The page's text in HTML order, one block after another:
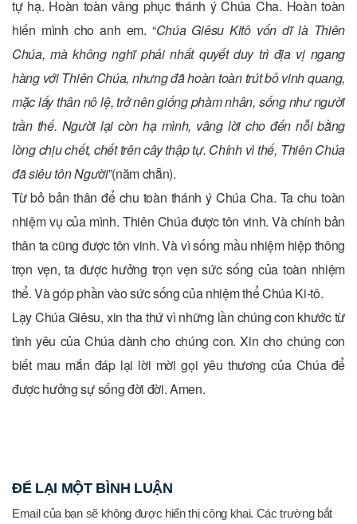
tự hạ. Hoàn toàn vâng phục thánh ý Chúa Cha. Hoàn toàn
hiến mình cho anh em. “Chúa Giêsu Kitô vốn dĩ là Thiên
Chúa, mà không nghĩ phải nhất quyết duy trì địa vị ngang
hàng với Thiên Chúa, nhưng đã hoàn toàn trút bỏ vinh quang,
mặc lấy thân nô lệ, trở nên giống phàm nhân, sống như người
trần thế. Người lại còn hạ mình, vâng lời cho đến nỗi bằng
lòng chịu chết, chết trên cây thập tự. Chính vì thế, Thiên Chúa
đã siêu tôn Người”(năm chẵn).
Từ bỏ bản thân để chu toàn thánh ý Chúa Cha. Ta chu toàn
nhiệm vụ của mình. Thiên Chúa được tôn vinh. Và chính bản
thân ta cũng được tôn vinh. Và vì sống mầu nhiệm hiệp thông
trọn vẹn, ta được hưởng trọn vẹn sức sống của toàn nhiệm
thể. Và góp phần vào sức sống của nhiệm thể Chúa Ki-tô.
Lạy Chúa Giêsu, xin tha thứ vì những lần chúng con khước từ
tình yêu của Chúa dành cho chúng con. Xin cho chúng con
biết mau mắn đáp lại lời mời gọi yêu thương của Chúa để
được hưởng sự sống đời đời. Amen.
ĐỂ LẠI MỘT BÌNH LUẬN
Email của bạn sẽ không được hiển thị công khai. Các trường bắt